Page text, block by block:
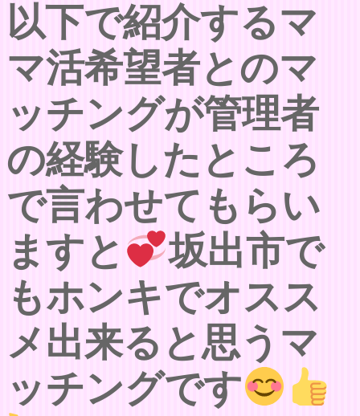
以下で紹介するマ
マ活希望者とのマ
ッチングが管理者
の経験したところ
で言わせてもらい
ますと
坂出市で
もホンキでオスス
メ出来ると思うマ
ッチングです